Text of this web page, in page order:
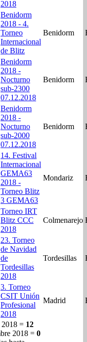
2018
Benidorm
2018 - 4.
Torneo
Internacional
de Blitz
Benidorm
Benidorm
2018 -
Nocturno
sub-2300
07.12.2018
Benidorm
Benidorm
2018 -
Nocturno
sub-2000
07.12.2018
Benidorm
14. Festival
Internacional
GEMA63
2018 -
Torneo Blitz
3 GEMA63
Mondariz
Torneo IRT
Blitz CCC
2018
Colmenarejo
23. Torneo
de Navidad
de
Tordesillas
2018
Tordesillas
3. Torneo
CSIT Unión
Profesional
2018
Madrid
2018 = 12
2018 = 0